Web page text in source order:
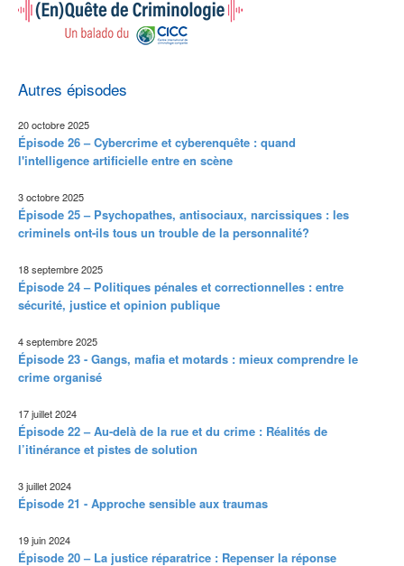
Autres épisodes
20 octobre 2025
Épisode 26 – Cybercrime et cyberenquête : quand
l'intelligence artificielle entre en scène
3 octobre 2025
Épisode 25 – Psychopathes, antisociaux, narcissiques : les
criminels ont-ils tous un trouble de la personnalité?
18 septembre 2025
Épisode 24 – Politiques pénales et correctionnelles : entre
sécurité, justice et opinion publique
4 septembre 2025
Épisode 23 - Gangs, mafia et motards : mieux comprendre le
crime organisé
17 juillet 2024
Épisode 22 – Au-delà de la rue et du crime : Réalités de
l’itinérance et pistes de solution
3 juillet 2024
Épisode 21 - Approche sensible aux traumas
19 juin 2024
Épisode 20 – La justice réparatrice : Repenser la réponse